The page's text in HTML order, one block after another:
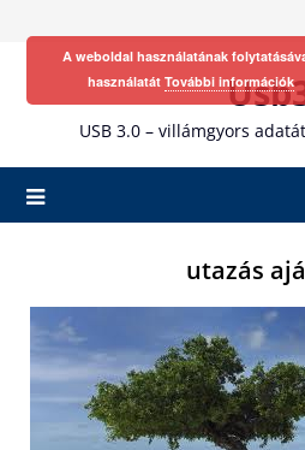
USB 3.0 – villámgyors
utazás
A weboldal használatának
használatát További információk